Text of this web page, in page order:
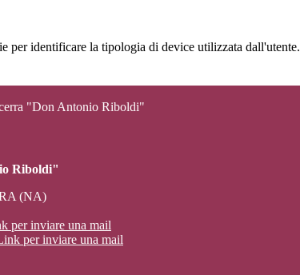
per identificare la tipologia di device utilizzata dall'utente.
"Don Antonio Riboldi"
Riboldi"
(NA)
per inviare una mail
per inviare una mail